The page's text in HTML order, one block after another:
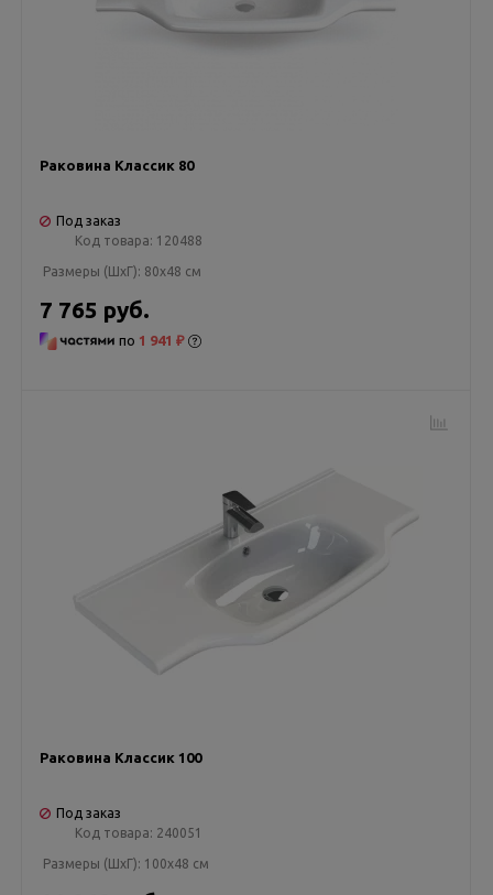
Раковина Классик 80
Под заказ
Код товара: 120488
Размеры (ШxГ): 80x48 см
7 765 руб.
по 1 941 ₽
Раковина Классик 100
Под заказ
Код товара: 240051
Размеры (ШxГ): 100x48 см